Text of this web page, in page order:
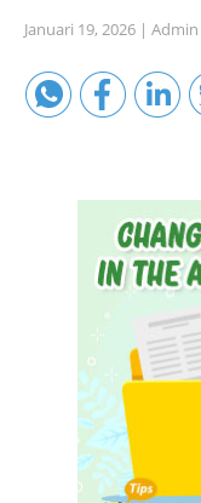
Januari 19, 2026 |